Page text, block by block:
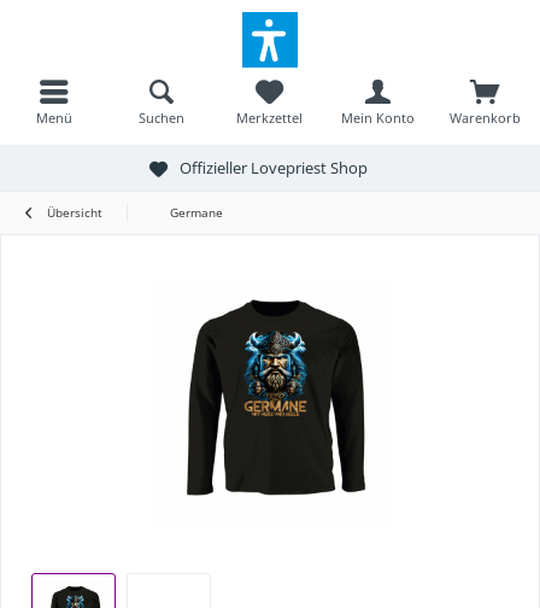
Menü Warenkorb
Merkzettel Mein Konto
Suchen
Offizieller Lovepriest Shop
Übersicht Germane